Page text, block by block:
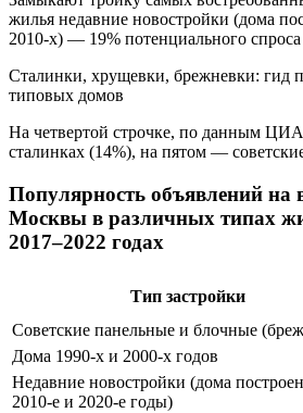
жилья недавние новостройки (дома
2010-х) — 19% потенциального спроса
Сталинки, хрущевки, брежневки: гид
типовых домов
На четвертой строчке, по данным
сталинках (14%), на пятом —
Популярность объявлений на
Москвы в различных типах
2017–2022 годах
Тип застройки
Советские панельные и блочные
Дома 1990-х и 2000-х годов
Недавние новостройки (дома
2010-е и 2020-е годы)